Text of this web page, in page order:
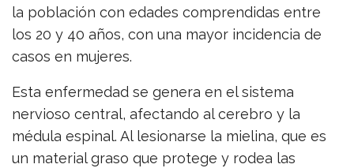
la población con edades comprendidas entre
los 20 y 40 años, con una mayor incidencia de
casos en mujeres.
Esta enfermedad se genera en el sistema
nervioso central, afectando al cerebro y la
médula espinal. Al lesionarse la mielina, que es
un material graso que protege y rodea las